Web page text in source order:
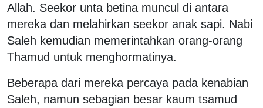
Allah. Seekor unta betina muncul di antara
mereka dan melahirkan seekor anak sapi. Nabi
Saleh kemudian memerintahkan orang-orang
Thamud untuk menghormatinya.
Beberapa dari mereka percaya pada kenabian
Saleh, namun sebagian besar kaum tsamud